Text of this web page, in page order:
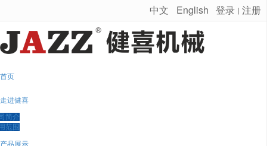
很遗憾，因您的浏览器版本过低导致无法获得最佳浏览体验，推荐下载安装谷歌浏览器！
中文 English 登录 丨 注册
首页
走进健喜
简介
范围
产品展示